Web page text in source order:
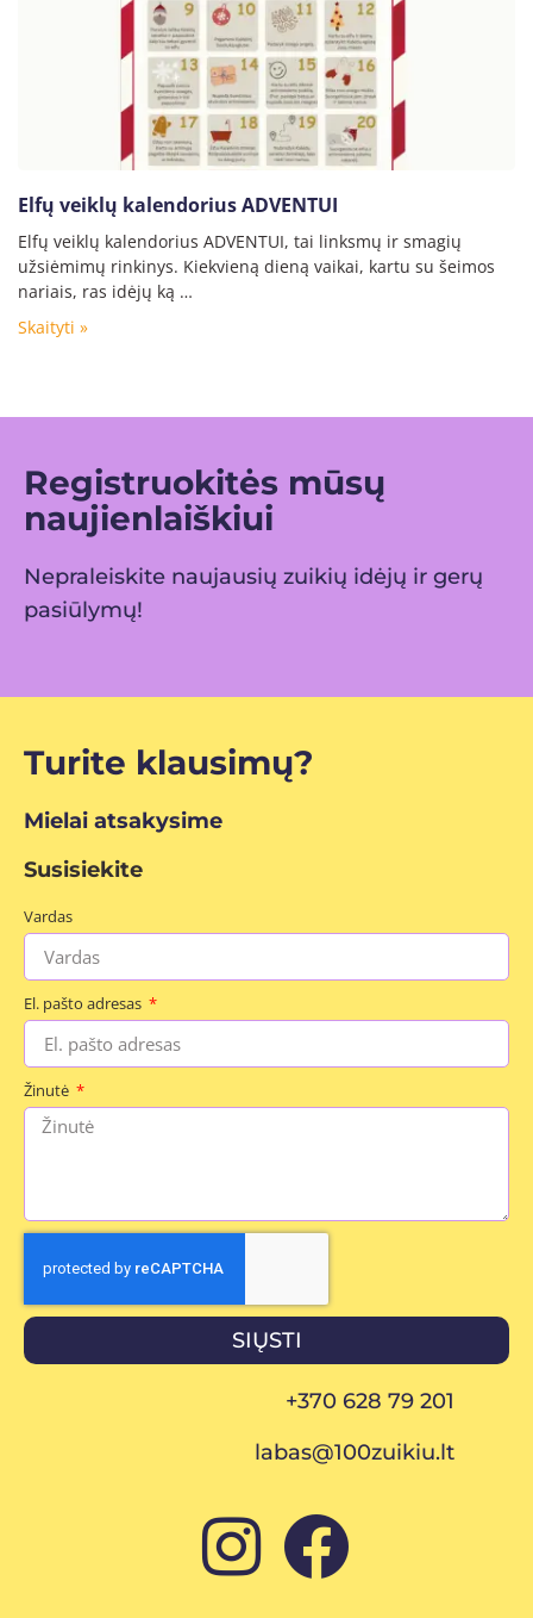
Elfų veiklų kalendorius ADVENTUI
Elfų veiklų kalendorius ADVENTUI, tai linksmų ir smagių
užsiėmimų rinkinys. Kiekvieną dieną vaikai, kartu su šeimos
nariais, ras idėjų ką …
Skaityti »
Registruokitės mūsų
naujienlaiškiui
Nepraleiskite naujausių zuikių idėjų ir gerų
pasiūlymų!
Turite klausimų?
Mielai atsakysime
Susisiekite
Vardas
El. pašto adresas
Žinutė
SIŲSTI
+370 628 79 201
labas@100zuikiu.lt